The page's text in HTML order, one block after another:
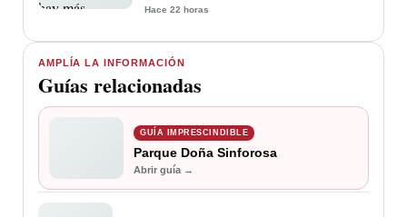
AMPLÍA LA INFORMACIÓN
Guías relacionadas
GUÍA IMPRESCINDIBLE
Parque Doña Sinforosa
Abrir guía →
Hace 22 horas